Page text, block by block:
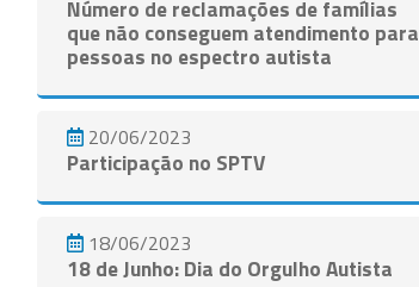
Número de reclamações de famílias
que não conseguem atendimento para
pessoas no espectro autista
20/06/2023
Participação no SPTV
18/06/2023
18 de Junho: Dia do Orgulho Autista